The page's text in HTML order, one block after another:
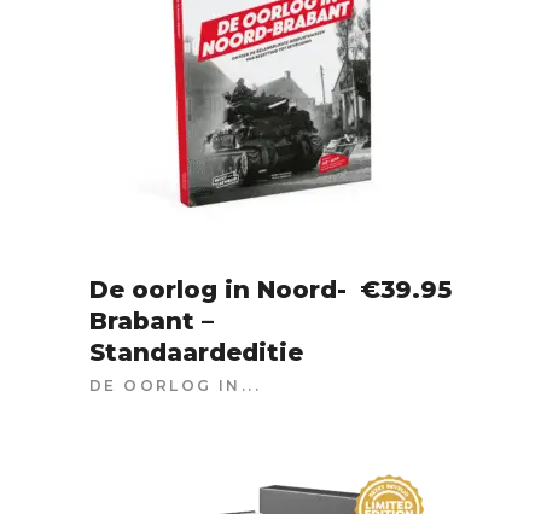
IN WINKELWAGEN
De oorlog in Noord-
Brabant –
Standaardeditie
€39.95
DE OORLOG IN...